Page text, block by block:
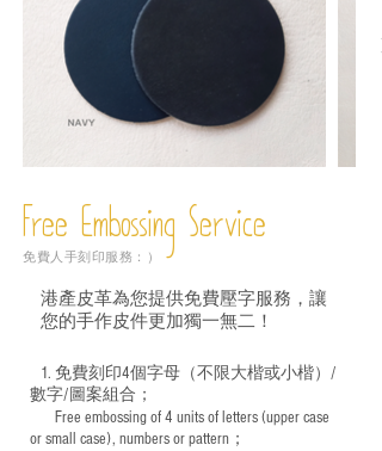
Free Embossing Service
免費人手刻印服務：）
港產皮革為您提供免費壓字服務，讓
您的手作皮件更加獨一無二！
1. 免費刻印4個字母（不限大楷或小楷）/
數字/圖案組合；
Free embossing of 4 units of letters (upper case
or small case), numbers or pattern；